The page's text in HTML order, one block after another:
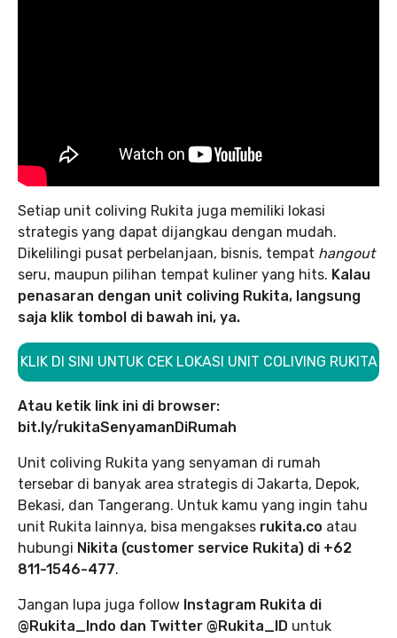
Setiap unit coliving Rukita juga memiliki lokasi
strategis yang dapat dijangkau dengan mudah.
Dikelilingi pusat perbelanjaan, bisnis, tempat hangout
seru, maupun pilihan tempat kuliner yang hits. Kalau
penasaran dengan unit coliving Rukita, langsung
saja klik tombol di bawah ini, ya.
KLIK DI SINI UNTUK CEK LOKASI UNIT COLIVING RUKITA
Atau ketik link ini di browser:
bit.ly/rukitaSenyamanDiRumah
Unit coliving Rukita yang senyaman di rumah
tersebar di banyak area strategis di Jakarta, Depok,
Bekasi, dan Tangerang. Untuk kamu yang ingin tahu
unit Rukita lainnya, bisa mengakses rukita.co atau
hubungi Nikita (customer service Rukita) di +62
811-1546-477.
Jangan lupa juga follow Instagram Rukita di
@Rukita_Indo dan Twitter @Rukita_ID untuk